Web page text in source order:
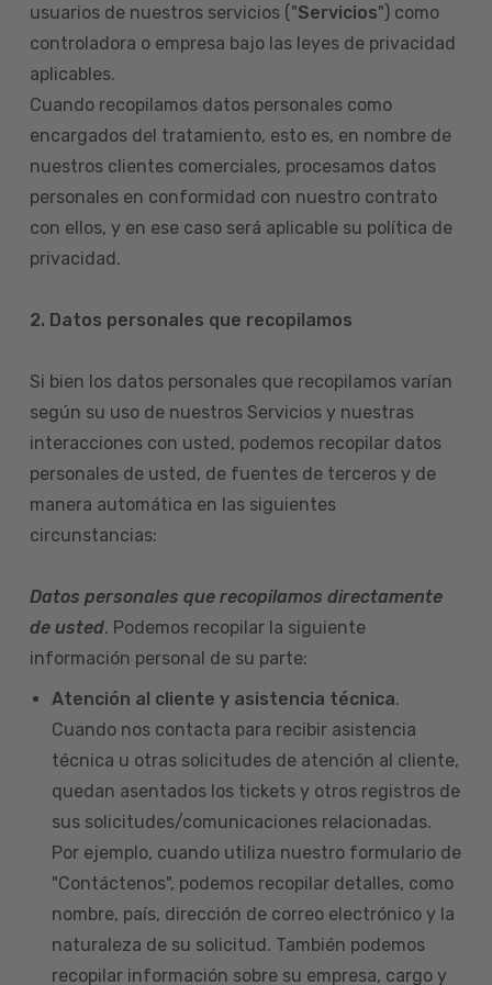
usuarios de nuestros servicios ("Servicios") como
controladora o empresa bajo las leyes de privacidad
aplicables.
Cuando recopilamos datos personales como
encargados del tratamiento, esto es, en nombre de
nuestros clientes comerciales, procesamos datos
personales en conformidad con nuestro contrato
con ellos, y en ese caso será aplicable su política de
privacidad.
2. Datos personales que recopilamos
Si bien los datos personales que recopilamos varían
según su uso de nuestros Servicios y nuestras
interacciones con usted, podemos recopilar datos
personales de usted, de fuentes de terceros y de
manera automática en las siguientes
circunstancias:
Datos personales que recopilamos directamente
de usted. Podemos recopilar la siguiente
información personal de su parte:
Atención al cliente y asistencia técnica.
Cuando nos contacta para recibir asistencia
técnica u otras solicitudes de atención al cliente,
quedan asentados los tickets y otros registros de
sus solicitudes/comunicaciones relacionadas.
Por ejemplo, cuando utiliza nuestro formulario de
"Contáctenos", podemos recopilar detalles, como
nombre, país, dirección de correo electrónico y la
naturaleza de su solicitud. También podemos
recopilar información sobre su empresa, cargo y